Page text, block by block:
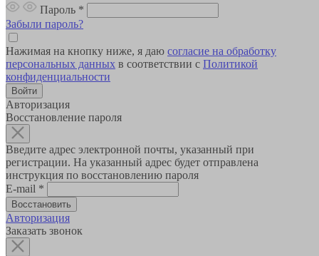
Пароль *
Забыли пароль?
Нажимая на кнопку ниже, я даю согласие на обработку
персональных данных в соответствии с Политикой
конфиденциальности
Авторизация
Восстановление пароля
Введите адрес электронной почты, указанный при
регистрации. На указанный адрес будет отправлена
инструкция по восстановлению пароля
E-mail *
Авторизация
Заказать звонок